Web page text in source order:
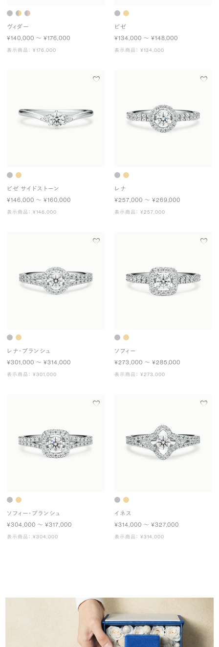
ヴィダー
¥140,000 〜 ¥176,000
表示商品： ¥176,000
ビゼ
¥134,000 〜 ¥148,000
表示商品： ¥134,000
ビゼ サイドストーン
¥146,000 〜 ¥160,000
表示商品： ¥146,000
レナ
¥257,000 〜 ¥269,000
表示商品： ¥257,000
レナ・ブランシュ
¥301,000 〜 ¥314,000
表示商品： ¥301,000
ソフィー
¥273,000 〜 ¥285,000
表示商品： ¥273,000
ソフィー・ブランシュ
¥304,000 〜 ¥317,000
表示商品： ¥304,000
イネス
¥314,000 〜 ¥327,000
表示商品： ¥314,000